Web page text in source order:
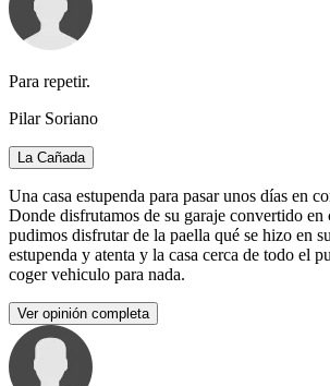
Para repetir.
Pilar Soriano
La Cañada
Una casa estupenda para pasar unos días en
Donde disfrutamos de su garaje convertido en
pudimos disfrutar de la paella qué se hizo en
estupenda y atenta y la casa cerca de todo el
coger vehiculo para nada.
Ver opinión completa